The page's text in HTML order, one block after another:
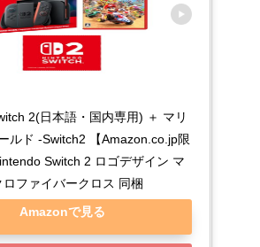
2(日本語・国内専用) ＋ マリ
ルド -Switch2 【Amazon.co.jp限
Switch 2 ロゴデザイン マ
ロファイバークロス 同梱
Amazonで見る